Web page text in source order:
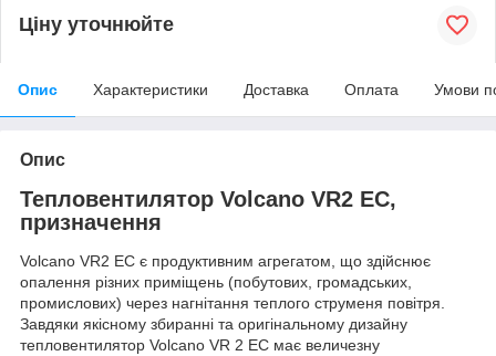
Ціну уточнюйте
Опис Характеристики Доставка Оплата Умови
Опис
Тепловентилятор Volcano VR2 EC,
призначення
Volcano VR2 EC є продуктивним агрегатом, що здійснює
опалення різних приміщень (побутових, громадських,
промислових) через нагнітання теплого струменя повітря.
Завдяки якісному збиранні та оригінальному дизайну
тепловентилятор Volcano VR 2 EC має величезну